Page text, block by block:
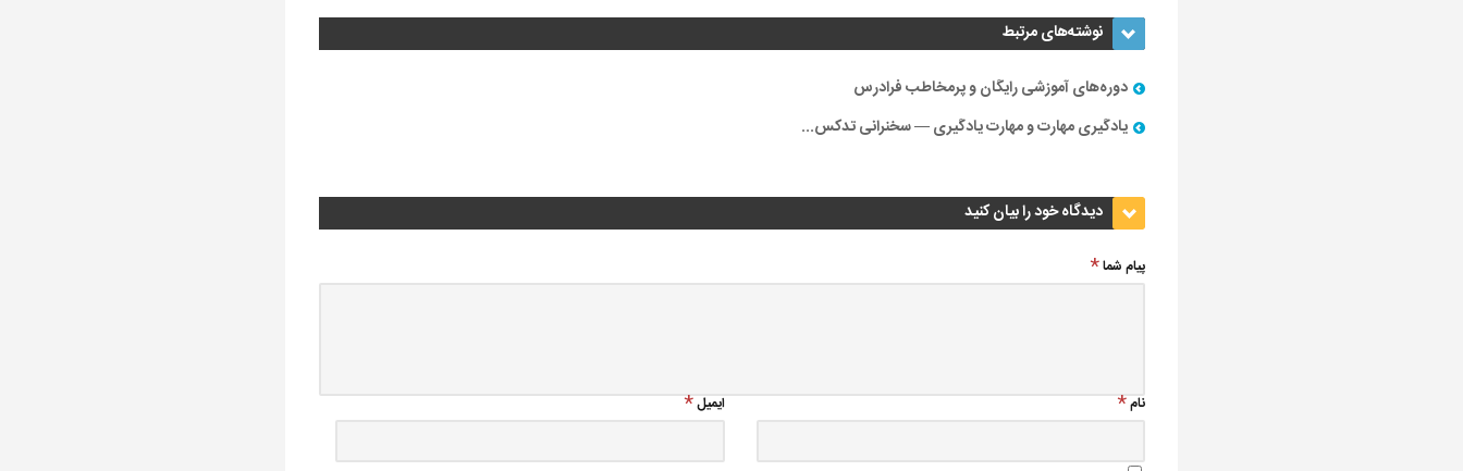
نوشته‌های مرتبط
دوره‌های آموزشی رایگان و پرمخاطب فرادرس
یادگیری مهارت و مهارت یادگیری — سخنرانی تدکس...
دیدگاه خود را بیان کنید
پیام شما
نام ایمیل